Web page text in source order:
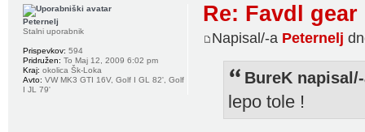
Re: Favdl
Napisal/-a Peternelj
BureK
lepo tole !
Peternelj
Stalni uporabnik
Prispevkov: 594
Pridružen: To Maj 12, 2009 6:02 pm
Kraj: okolica Šk-Loka
Avto: VW MK3 GTI 16V, Golf I GL 82', Golf
I JL 79'